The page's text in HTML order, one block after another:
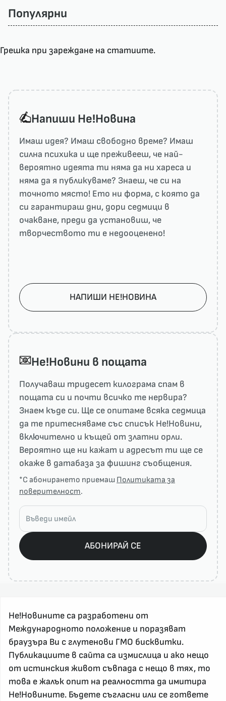
Популярни
Грешка при зареждане на статиите.
Напиши He!Новина
Имаш идея? Имаш свободно време? Имаш
силна психика и ще преживееш, че най-
вероятно идеята ти няма да ни харесa и
няма да я публикуваме? Знаеш, че си на
точното място! Ето ни форма, с която да
си гарантираш дни, дори седмици в
очакване, преди да установиш, че
творчеството ти е недооценено!
НАПИШИ НЕ!НОВИНА
He!Новини в пощата
Получаваш тридесет килограма спам в
пощата си и почти всичко те нервира?
Знаем къде си. Ще се опитаме всяка седмица
да те притесняваме със списък He!Новини,
включително и къщей от златни орли.
Вероятно ще ни кажат и адресът ти ще се
окаже в датабаза за фишинг съобщения.
*С абонирането приемаш Политиката за
поверителност.
АБОНИРАЙ СЕ
За реклама и връзка с нас, пишете на
nenovinite@gmail.com
Контакт
Не!Новините са разработени от
Международното положение и поразяват
браузъра Ви с глутенови ГМО бисквитки.
Публикациите в сайта са измислица и ако нещо
от истинския живот съвпада с нещо в тях, то
това е жалък опит на реалността да имитира
Не!Новините. Бъдете съгласни или се гответе